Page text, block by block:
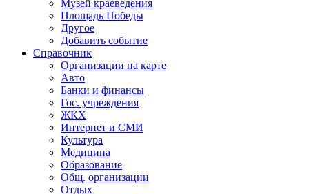
Музей краеведения
Площадь Победы
Другое
Добавить событие
Справочник
Организации на карте
Авто
Банки и финансы
Гос. учреждения
ЖКХ
Интернет и СМИ
Культура
Медицина
Образование
Общ. организации
Отдых